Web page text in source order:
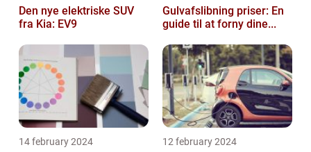
Den nye elektriske SUV
fra Kia: EV9
Gulvafslibning priser: En
guide til at forny dine...
14 february 2024 12 february 2024